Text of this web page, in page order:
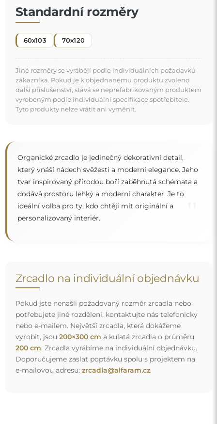
ideální volba pro ty, kdo chtějí mít originální a
personalizovaný interiér.
Zrcadlo na individuální objednávku
Pokud jste nenašli požadovaný rozměr zrcadla nebo
Doporučujeme zaslat poptávku spolu s projektem na
e-mailovou adresu: zrcadla@alfaram.cz.
Nemusíte se starat o přepravu – postaráme se o to, aby
objednané zrcadlo dorazilo zcela bezpečně do vašich
rukou, a to úplně zdarma. Disponujeme vlastním vozovým
parkem a vyškoleným personálem, díky čemuž vám
můžeme zaručit, že zrcadlo dorazí v neporušeném stavu,
bez dodatečných nákladů. I když si objednáte zrcadlo
velkých rozměrů, můžete počítat s rychlým doručením.
Podívejte se, jak balíme naše zrcadla.